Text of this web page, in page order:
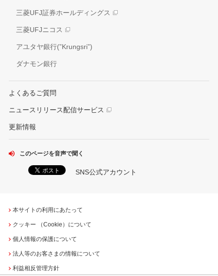
情報開示方針
IRお問い合わせ窓口
外部評価
社会貢献活動
三菱UFJ証券ホールディングス
三菱UFJニコス
アユタヤ銀行(”Krungsri”)
ダナモン銀行
よくあるご質問
ニュースリリース配信サービス
更新情報
このページを音声で聞く
SNS公式アカウント
本サイトの利用にあたって
クッキー （Cookie）について
個人情報の保護について
法人等のお客さまの情報について
利益相反管理方針